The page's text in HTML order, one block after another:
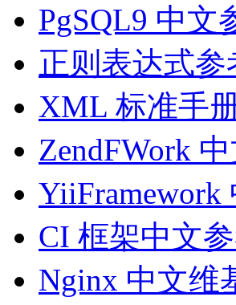
PgSQL9 中文
正则表达式参
XML 标准手
ZendFWork
CI 框架中文
Nginx 中文维